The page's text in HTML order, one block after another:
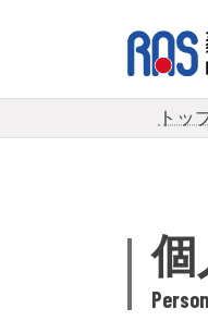
へ
ョ
トッ
個